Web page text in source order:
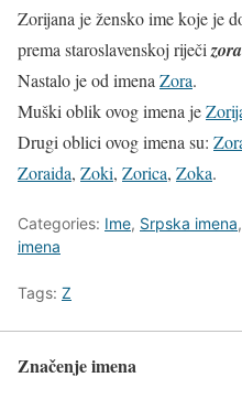
Zorijana je žensko ime koje je
prema staroslavenskoj riječizora
Nastalo je od imena Zora.
Muški oblik ovog imena je
Drugi oblici ovog imena su:
Zoraida, Zoki, Zorica, Zoka.
Categories: Ime, Srpska imena,
imena
Tags: Z
Značenje imena